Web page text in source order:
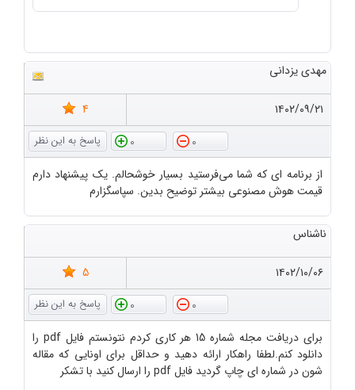
مهدی یزدانی
۱۴۰۲/۰۹/۲۱
4
0
0
از برنامه ای که شما می‌فرستید بسیار خوشحالم. یک پیشنهاد دارم
قیمت هوش مصنوعی بیشتر توضیح بدین. سپاسگزارم
ناشناس
۱۴۰۲/۱۰/۰۶
5
0
0
برای دریافت مجله شماره 15 هر کاری کردم نتونستم فایل pdf را
دانلود کنم.لطفا راهکار ارائه دهید و حداقل برای اونایی که مقاله
شون در شماره ای چاپ گردید فایل pdf را ارسال کنید با تشکر